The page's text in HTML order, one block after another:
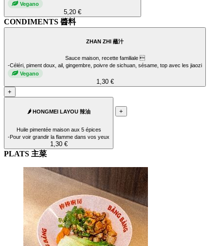
Vegano
5,20 €
CONDIMENTS 醬料
ZHAN ZHI 蘸汁
Sauce maison, recette familiale 
-Céléri, piment doux, ail, gingembre, poivre de sichuan, sésame, top avec les jiaozi
Vegano
1,30 €
+
🌶️ HONGMEI LAYOU 辣油
Huile pimentée maison aux 5 épices
-Pour voir grandir la flamme dans vos yeux
1,30 €
+
PLATS 主菜